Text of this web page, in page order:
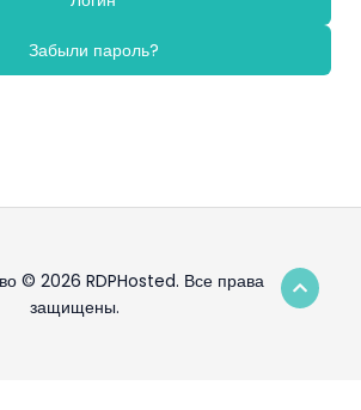
Забыли пароль?
© 2026 RDPHosted. Все права
защищены.